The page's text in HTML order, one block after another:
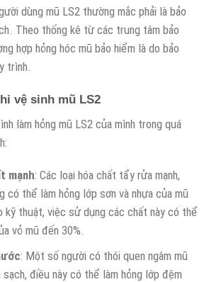
dùng mũ LS2 thường mắc phải là bảo
Theo thống kê từ các trung tâm bảo
hợp hỏng hóc mũ bảo hiểm là do bảo
trình.
vệ sinh mũ LS2
làm hỏng mũ LS2 của mình trong quá
mạnh: Các loại hóa chất tẩy rửa mạnh,
có thể làm hỏng lớp sơn và nhựa của mũ
kỹ thuật, việc sử dụng các chất này có thể
vỏ mũ đến 30%.
: Một số người có thói quen ngâm mũ
điều này có thể làm hỏng lớp đệm